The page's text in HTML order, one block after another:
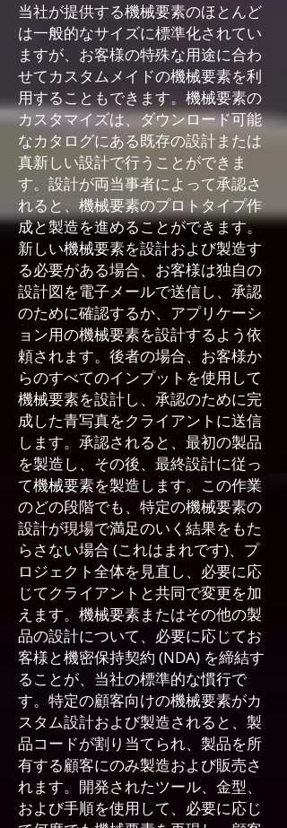
当社が提供する機械要素のほとんど
は一般的なサイズに標準化されてい
ますが、お客様の特殊な用途に合わ
せてカスタムメイドの機械要素を利
用することもできます。機械要素の
カスタマイズは、ダウンロード可能
なカタログにある既存の設計または
真新しい設計で行うことができま
す。設計が両当事者によって承認さ
れると、機械要素のプロトタイプ作
成と製造を進めることができます。
新しい機械要素を設計および製造す
る必要がある場合、お客様は独自の
設計図を電子メールで送信し、承認
のために確認するか、アプリケーシ
ョン用の機械要素を設計するよう依
頼されます。後者の場合、お客様か
らのすべてのインプットを使用して
機械要素を設計し、承認のために完
成した青写真をクライアントに送信
します。承認されると、最初の製品
を製造し、その後、最終設計に従っ
て機械要素を製造します。この作業
のどの段階でも、特定の機械要素の
設計が現場で満足のいく結果をもた
らさない場合 (これはまれです)、プ
ロジェクト全体を見直し、必要に応
じてクライアントと共同で変更を加
えます。機械要素またはその他の製
品の設計について、必要に応じてお
客様と機密保持契約 (NDA) を締結す
ることが、当社の標準的な慣行で
す。特定の顧客向けの機械要素がカ
スタム設計および製造されると、製
品コードが割り当てられ、製品を所
有する顧客にのみ製造および販売さ
れます。開発されたツール、金型、
および手順を使用して、必要に応じ